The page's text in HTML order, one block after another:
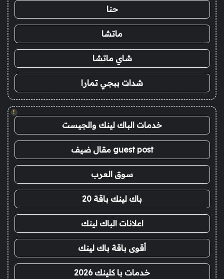
حنا
ماتشا
شاي ماتشا
شدات ببجي تمارا
!
خدمات الباك لينك والجيست
guest post مقال ضيف
سوق العرب
باك لينك باقة 20
اعلانات الباك لينك
أقوى باقة باك لينك
خدمات با كلينك 2026